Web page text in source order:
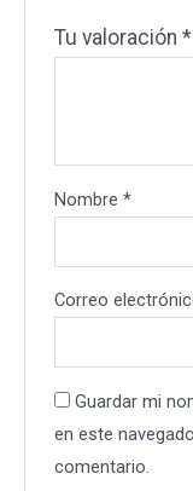
Tu valoración*
Nombre*
Correo
Guardar mi
en este
comentario.